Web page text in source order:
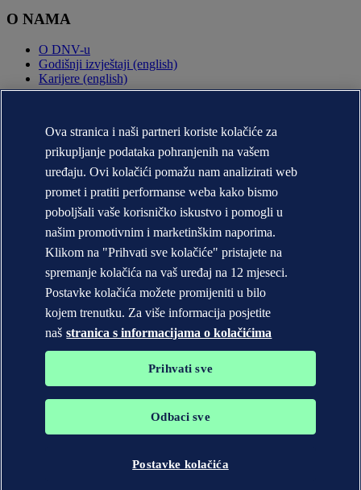
O NAMA
O DNV-u
Godišnji izvještaji (english)
Karijere (english)
Pronađite ured
Kontakt za medije
Izjava o privatnosti
Uvjeti korištenja
Copyright © DNV AS 2025
Informacije o kolačićima
Zaštitni znakovi DNV GL®, DNV®, Horizon Graphic i Det
Ova stranica i naši partneri koriste kolačiće za
prikupljanje podataka pohranjenih na vašem
uređaju. Ovi kolačići pomažu nam analizirati web
promet i pratiti performanse weba kako bismo
poboljšali vaše korisničko iskustvo i pomogli u
našim promotivnim i marketinškim naporima.
Klikom na "Prihvati sve kolačiće" pristajete na
spremanje kolačića na vaš uređaj na 12 mjeseci.
Postavke kolačića možete promijeniti u bilo
kojem trenutku. Za više informacija posjetite
naš stranica s informacijama o kolačićima
Prihvati sve
Odbaci sve
Postavke kolačića